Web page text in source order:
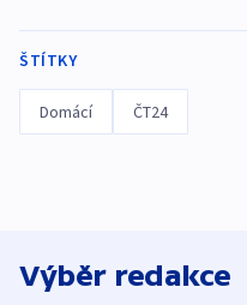
ŠTÍTKY
Domácí ČT24
Výběr redakce